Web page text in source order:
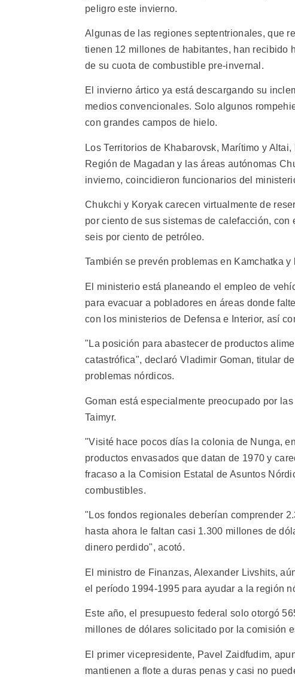
peligro este invierno.
Algunas de las regiones septentrionales, que
tienen 12 millones de habitantes, han recibido
de su cuota de combustible pre-invernal.
El invierno ártico ya está descargando su
medios convencionales. Solo algunos
con grandes campos de hielo.
Los Territorios de Khabarovsk, Marítimo y
Región de Magadan y las áreas autónomas
invierno, coincidieron funcionarios del
Chukchi y Koryak carecen virtualmente de
por ciento de sus sistemas de calefacción,
seis por ciento de petróleo.
También se prevén problemas en Kamchatka
El ministerio está planeando el empleo de
para evacuar a pobladores en áreas donde
con los ministerios de Defensa e Interior, así
"La posición para abastecer de productos
catastrófica", declaró Vladimir Goman, titular
problemas nórdicos.
Goman está especialmente preocupado por
Taimyr.
"Visité hace pocos días la colonia de Nunga,
productos envasados que datan de 1970 y
fracaso a la Comision Estatal de Asuntos
combustibles.
"Los fondos regionales deberían comprender
hasta ahora le faltan casi 1.300 millones de
dinero perdido", acotó.
El ministro de Finanzas, Alexander Livshits,
el período 1994-1995 para ayudar a la región
Este año, el presupuesto federal solo otorgó
millones de dólares solicitado por la comisión
El primer vicepresidente, Pavel Zaidfudim,
mantienen a flote a duras penas y casi no